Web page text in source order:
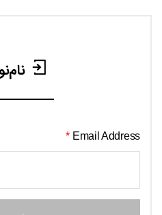
Email Address
*